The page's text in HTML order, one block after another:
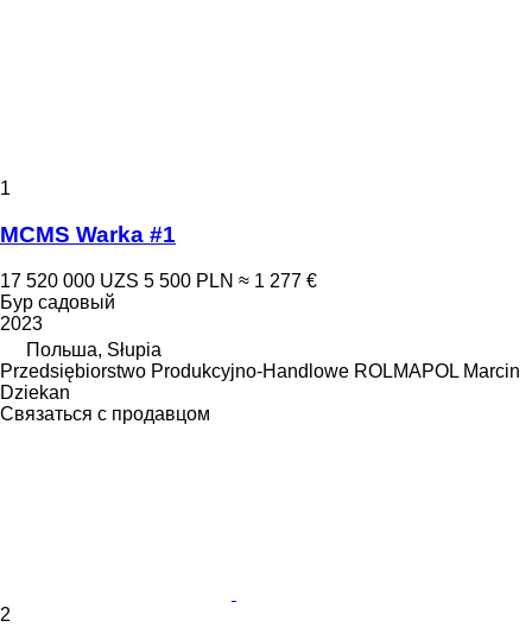
1
MCMS Warka #1
17 520 000 UZS 5 500 PLN ≈ 1 277 €
Бур садовый
2023
Польша, Słupia
Przedsiębiorstwo Produkcyjno-Handlowe ROLMAPOL Marcin
Dziekan
Связаться с продавцом
2